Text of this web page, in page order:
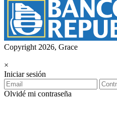
Copyright 2026, Grace
×
Iniciar sesión
Olvidé mi contraseña